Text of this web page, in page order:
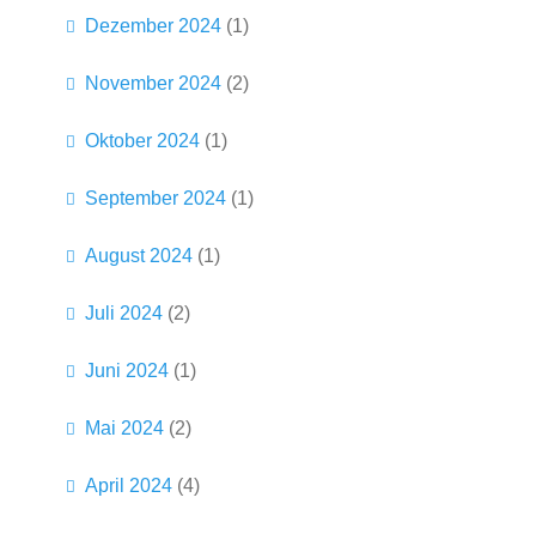
Dezember 2024 (1)
November 2024 (2)
Oktober 2024 (1)
September 2024 (1)
August 2024 (1)
Juli 2024 (2)
Juni 2024 (1)
Mai 2024 (2)
April 2024 (4)